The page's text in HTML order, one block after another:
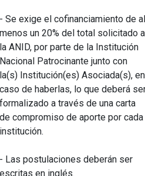
- Se exige el cofinanciamiento de al
menos un 20% del total solicitado a
la ANID, por parte de la Institución
Nacional Patrocinante junto con
la(s) Institución(es) Asociada(s), en
caso de haberlas, lo que deberá
formalizado a través de una carta
de compromiso de aporte por cada
institución.
- Las postulaciones deberán ser
escritas en inglés.